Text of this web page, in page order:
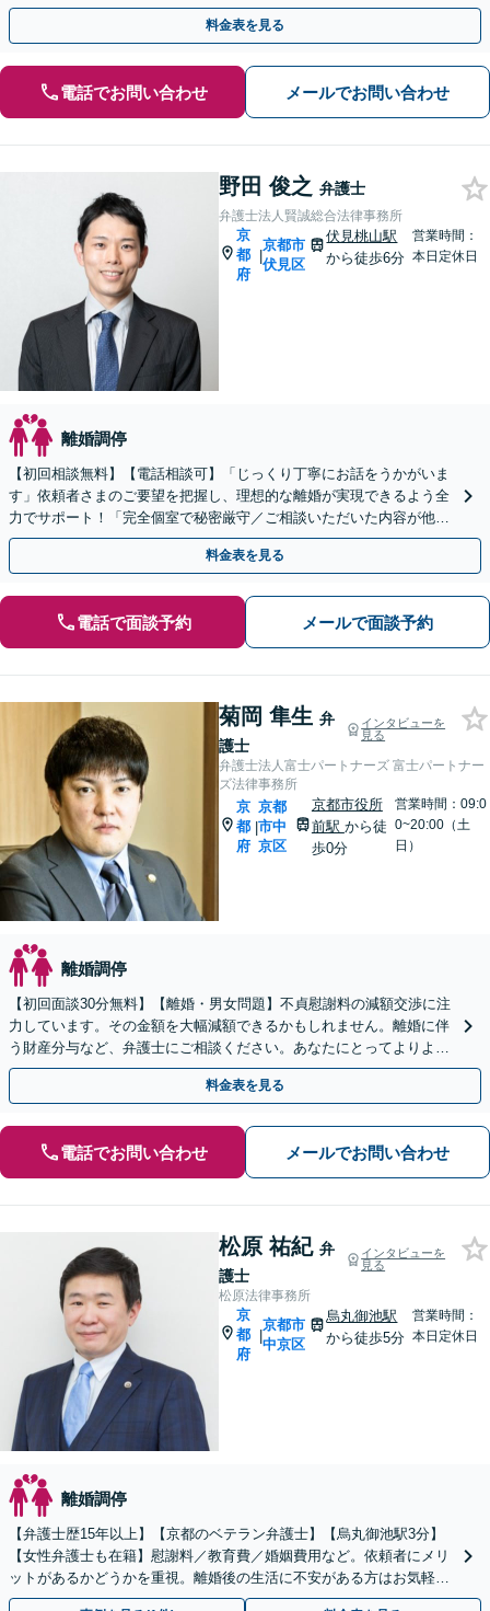
可】【完全個室】【子連れ相談可】【丸太町駅6分】
料金表を見る
電話でお問い合わせ メールでお問い合わせ
野田 俊之 弁護士
弁護士法人賢誠総合法律事務所
京
都
府
|
京都市
伏見区
伏見桃山駅
から徒歩6分
営業時間：
本日定休日
離婚調停
【初回相談無料】【電話相談可】「じっくり丁寧にお話をうかがいま
す」依頼者さまのご要望を把握し、理想的な離婚が実現できるよう全
力でサポート！「完全個室で秘密厳守／ご相談いただいた内容が他人
に聞かれる心配はありません」【休日・夜間相談可】
料金表を見る
電話で面談予約 メールで面談予約
菊岡 隼生 弁
護士
インタビューを
見る
弁護士法人富士パートナーズ 富士パートナー
ズ法律事務所
京
都
府
|
京都
市中
京区
京都市役所
前駅 から徒
歩0分
営業時間：09:0
0~20:00（土
日）
離婚調停
【初回面談30分無料】【離婚・男女問題】不貞慰謝料の減額交渉に注
力しています。その金額を大幅減額できるかもしれません。離婚に伴
う財産分与など、弁護士にご相談ください。あなたにとってよりよい
方針をご提案いたします。【土日対応可能】
料金表を見る
電話でお問い合わせ メールでお問い合わせ
松原 祐紀 弁
護士
インタビューを
見る
松原法律事務所
京
都
府
|
京都市
中京区
烏丸御池駅
から徒歩5分
営業時間：
本日定休日
離婚調停
【弁護士歴15年以上】【京都のベテラン弁護士】【烏丸御池駅3分】
【女性弁護士も在籍】慰謝料／教育費／婚姻費用など。依頼者にメリ
ットがあるかどうかを重視。離婚後の生活に不安がある方はお気軽に
ご相談ください【完全個室あり】【初回相談30分無料】